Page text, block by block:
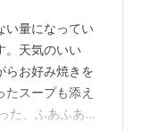
い量になってい
。天気のいい
らお好み焼きを
スープも添え
た、ふあふあの